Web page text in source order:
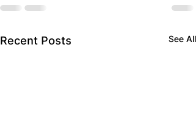
Recent Posts See All